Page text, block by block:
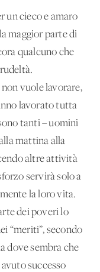
un cieco e amaro
maggior parte di
qualcuno che
vuole lavorare,
lavorato tutta
tanti – uomini
mattina alla
altre attività
servirà solo a
la loro vita.
dei poveri lo
“meriti”, secondo
dove sembra che
successo